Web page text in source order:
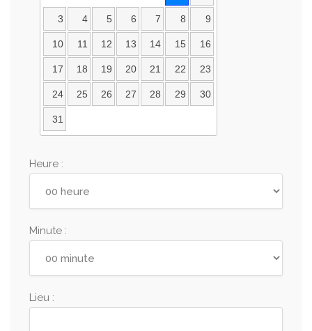
3 4 5 6 7 8 9
10 11 12 13 14 15 16
17 18 19 20 21 22 23
24 25 26 27 28 29 30
31
Heure :
Minute :
Lieu :